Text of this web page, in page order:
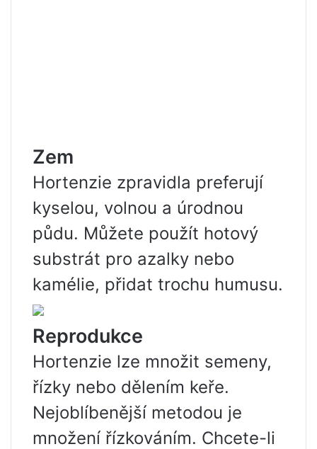
Zem
Hortenzie zpravidla preferují
kyselou, volnou a úrodnou
půdu. Můžete použít hotový
substrát pro azalky nebo
kamélie, přidat trochu humusu.
Reprodukce
Hortenzie lze množit semeny,
řízky nebo dělením keře.
Nejoblíbenější metodou je
množení řízkováním. Chcete-li